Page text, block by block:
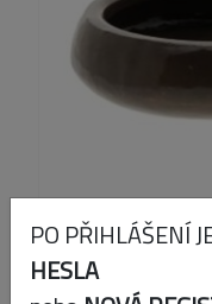
PO PŘIHLÁŠENÍ
HESLA